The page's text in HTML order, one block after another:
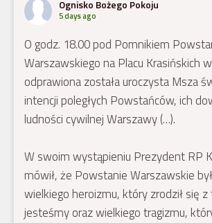
Ognisko Bożego Pokoju
5 days ago
O godz. 18.00 pod Pomnikiem
Warszawskiego na Placu Krasińskich
odprawiona została uroczysta Msza
intencji poległych Powstańców, ich
ludności cywilnej Warszawy (…).
W swoim wystąpieniu Prezydent RP
mówił, że Powstanie Warszawskie
wielkiego heroizmu, który zrodził się
jesteśmy oraz wielkiego tragizmu,